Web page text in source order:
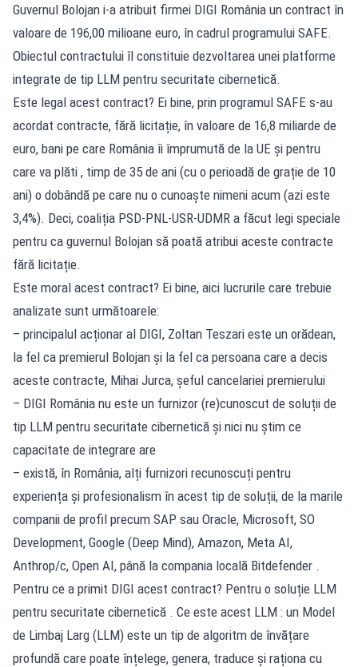
Guvernul Bolojan i-a atribuit firmei DIGI România un contract în
valoare de 196,00 milioane euro, în cadrul programului SAFE.
Obiectul contractului îl constituie dezvoltarea unei platforme
integrate de tip LLM pentru securitate cibernetică.
Este legal acest contract? Ei bine, prin programul SAFE s-au
acordat contracte, fără licitație, în valoare de 16,8 miliarde de
euro, bani pe care România îi împrumută de la UE și pentru
care va plăti , timp de 35 de ani (cu o perioadă de grație de 10
ani) o dobândă pe care nu o cunoaște nimeni acum (azi este
3,4%). Deci, coaliția PSD-PNL-USR-UDMR a făcut legi speciale
pentru ca guvernul Bolojan să poată atribui aceste contracte
fără licitație.
Este moral acest contract? Ei bine, aici lucrurile care trebuie
analizate sunt următoarele:
– principalul acționar al DIGI, Zoltan Teszari este un orădean,
la fel ca premierul Bolojan și la fel ca persoana care a decis
aceste contracte, Mihai Jurca, șeful cancelariei premierului
– DIGI România nu este un furnizor (re)cunoscut de soluții de
tip LLM pentru securitate cibernetică și nici nu știm ce
capacitate de integrare are
– există, în România, alți furnizori recunoscuți pentru
experiența și profesionalism în acest tip de soluții, de la marile
companii de profil precum SAP sau Oracle, Microsoft, SO
Development, Google (Deep Mind), Amazon, Meta AI,
Anthrop/c, Open AI, până la compania locală Bitdefender .
Pentru ce a primit DIGI acest contract? Pentru o soluție LLM
pentru securitate cibernetică . Ce este acest LLM : un Model
de Limbaj Larg (LLM) este un tip de algoritm de învățare
profundă care poate înțelege, genera, traduce și raționa cu